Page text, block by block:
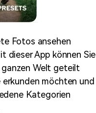
Fotos ansehen
dieser App können Sie
ganzen Welt geteilt
erkunden möchten und
Kategorien